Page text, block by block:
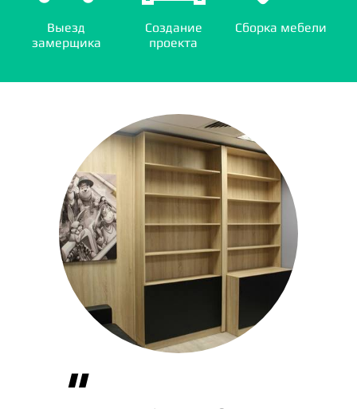
Выезд
замерщика
Создание
проекта
Сборка мебели
"